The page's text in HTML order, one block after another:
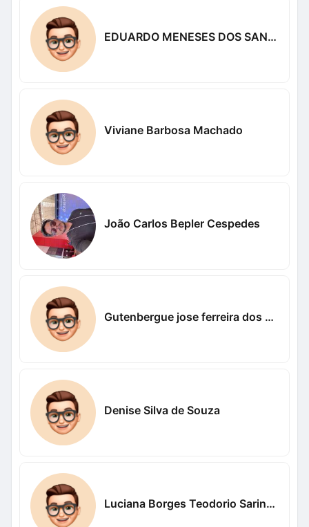
EDUARDO MENESES DOS SANTÓS
Viviane Barbosa Machado
João Carlos Bepler Cespedes
Gutenbergue jose ferreira dos santos Nogueira Nogueira
Denise Silva de Souza
Luciana Borges Teodorio Sarinho